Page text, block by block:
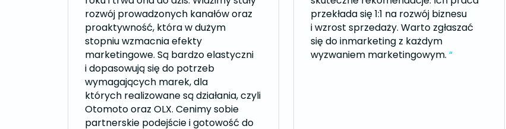
rozwój prowadzonych kanałów oraz
proaktywność, która w dużym
stopniu wzmacnia efekty
marketingowe. Są bardzo elastyczni
i dopasowują się do potrzeb
wymagających marek, dla
których realizowane są działania, czyli
Otomoto oraz OLX. Cenimy sobie
partnerskie podejście i gotowość do
przekłada się 1:1 na rozwój biznesu
i wzrost sprzedaży. Warto zgłaszać
się do inmarketing z każdym
wyzwaniem marketingowym. “